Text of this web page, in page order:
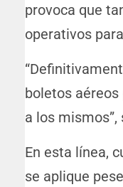
provoca que
operativos
boletos
a los mismos”,
En esta línea,
se aplique